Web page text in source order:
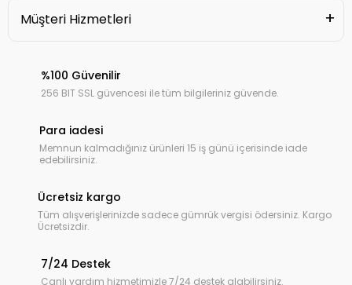
Müşteri Hizmetleri
%100 Güvenilir
256 BIT SSL güvencesi ile tüm bilgileriniz güvende.
Para iadesi
Memnun kalmadığınız ürünleri 15 iş günü içerisinde iade
edebilirsiniz.
Ücretsiz kargo
Tüm alışverişlerinizde sadece gümrük vergisi ödersiniz. Kargo
Ücretsizdir.
7/24 Destek
Canlı yardım hizmetimizle 7/24 destek alabilirsiniz.